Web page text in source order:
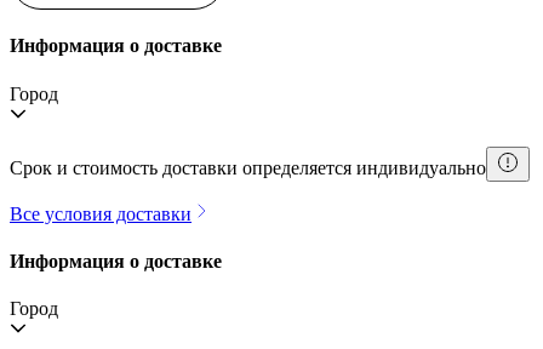
Информация о доставке
Город
Срок и стоимость доставки определяется индивидуально
Все условия доставки
Информация о доставке
Город